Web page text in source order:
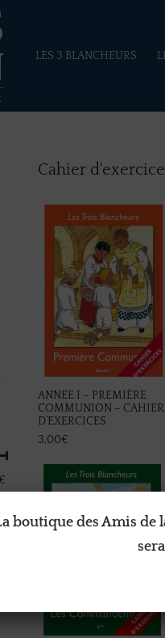
LES 3 BLANCHEURS
Cahier
ANNEE I – PREMIÈRE
COMMUNION – CAHIER
D’EXERCICES
3,00€
boutique des Amis de